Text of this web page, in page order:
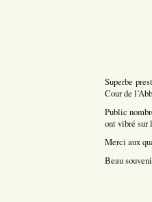
Superbe
Cour de
Public
ont vibré sur
Merci aux
Beau